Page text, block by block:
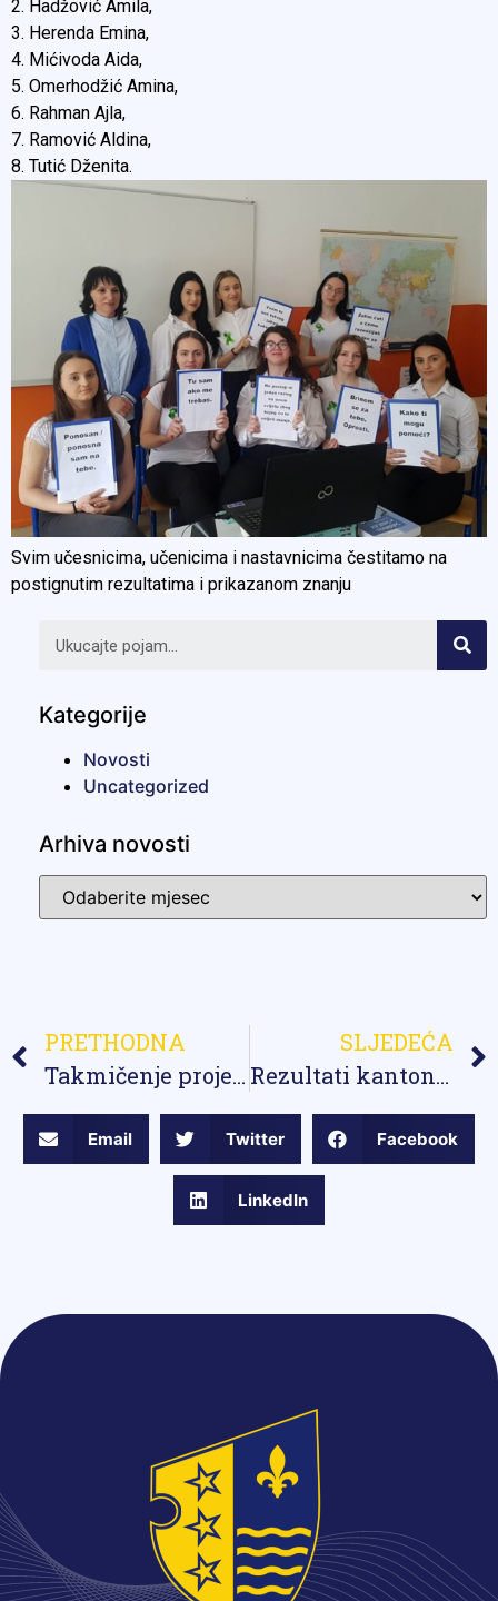
2. Hadžović Amila,
3. Herenda Emina,
4. Mićivoda Aida,
5. Omerhodžić Amina,
6. Rahman Ajla,
7. Ramović Aldina,
8. Tutić Dženita.
Svim učesnicima, učenicima i nastavnicima čestitamo na
postignutim rezultatima i prikazanom znanju
Kategorije
Novosti
Uncategorized
Arhiva novosti
PRETHODNA
Takmičenje projekt “Ja građanin” za učenike osnovnih škola
SLJEDEĆA
Rezultati kantonalnog takmičenja iz fizike za učenike osnovnih škola
Email Twitter Facebook
LinkedIn